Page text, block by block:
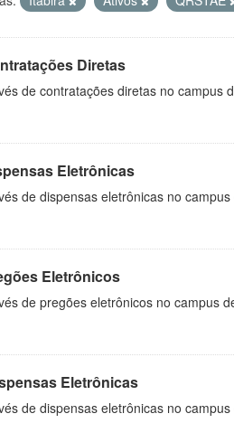
Diretas
de contratações diretas no campus
Eletrônicas
de dispensas eletrônicas no
Eletrônicos
de pregões eletrônicos no campus
Eletrônicas
de dispensas eletrônicas no